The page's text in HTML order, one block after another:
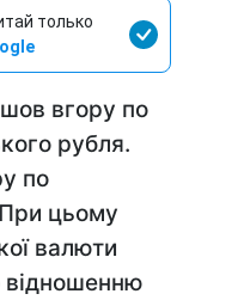
только
вгору по
рубля.
по
цьому
валюти
відношенню